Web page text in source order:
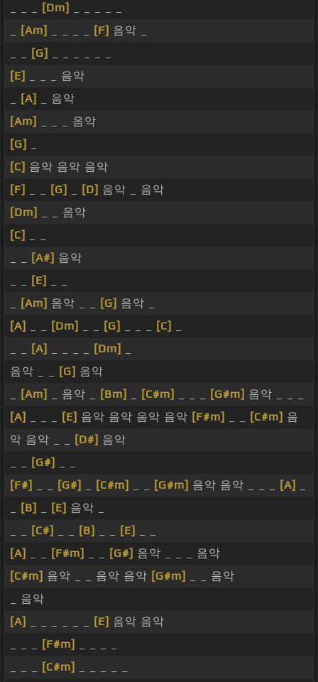
[Dm]
[Am] [F] 음악 _
[G]
[E]
_ _ _ 음악
[A]
_ 음악
[Am]
_ _ _ 음악
[G]
[C] 음악 음악 음악
[F]
[G] [D] 음악 _ 음악
[Dm]
_ _ 음악
[C]
[A#] 음악
[E]
[Am] 음악 _ _ [G] 음악 _
[A]
[Dm] [G] [C]
[A] [Dm]
음악 _ _
[G] 음악
[Am] _ 음악 _ [Bm] [C#m] [G#m] 음악 _ _ _
[A]
[E] 음악 음악 음악 음악 [F#m] [C#m] 음
악 음악 _ _
[D#] 음악
[G#]
[F#]
[G#] [C#m] [G#m] 음악 음악 _ _ _ [A]
[B] [E] 음악 _
[C#] [B] [E]
[A]
[F#m] [G#] 음악 _ _ _ 음악
[C#m] 음악 _ _ 음악 음악 [G#m]
_ _ 음악
_ 음악
[A]
[E] 음악 음악
[F#m]
[C#m]